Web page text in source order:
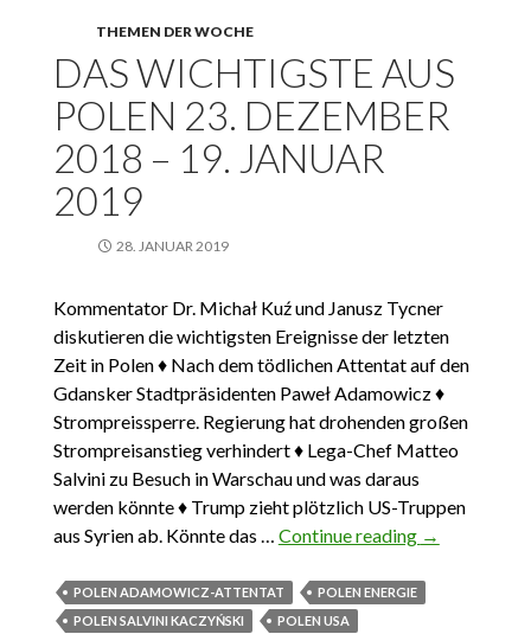
THEMEN DER WOCHE
DAS WICHTIGSTE AUS
POLEN 23. DEZEMBER
2018 – 19. JANUAR
2019
28. JANUAR 2019
Kommentator Dr. Michał Kuź und Janusz Tycner
diskutieren die wichtigsten Ereignisse der letzten
Zeit in Polen ♦ Nach dem tödlichen Attentat auf den
Gdansker Stadtpräsidenten Paweł Adamowicz ♦
Strompreissperre. Regierung hat drohenden großen
Strompreisanstieg verhindert ♦ Lega-Chef Matteo
Salvini zu Besuch in Warschau und was daraus
werden könnte ♦ Trump zieht plötzlich US-Truppen
aus Syrien ab. Könnte das … Continue reading Das
→
POLEN ADAMOWICZ-ATTENTAT
POLEN ENERGIE
POLEN SALVINI KACZYŃSKI
POLEN USA